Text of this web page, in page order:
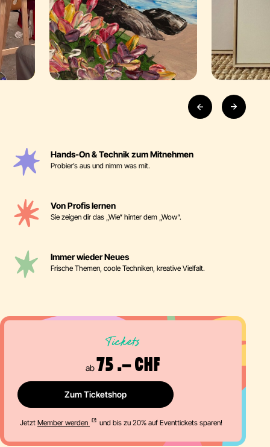
Hands-On & Technik zum Mitnehmen
Probier’s aus und nimm was mit.
Von Profis lernen
Sie zeigen dir das „Wie“ hinter dem „Wow“.
Immer wieder Neues
Frische Themen, coole Techniken, kreative Vielfalt.
Tickets
ab75 .– CHF
Zum Ticketshop
Jetzt Member werden und bis zu 20% auf Eventtickets sparen!